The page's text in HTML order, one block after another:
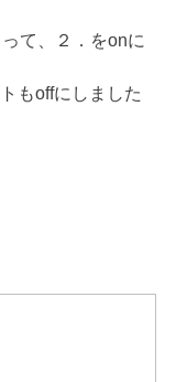
て、２．をonに
もoffにしました